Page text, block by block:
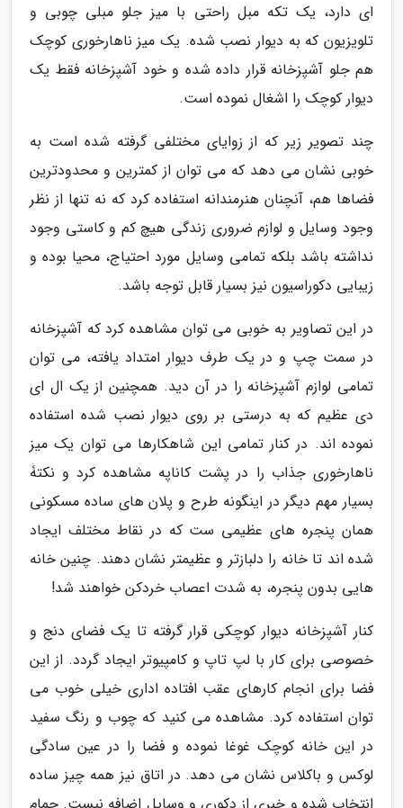
ای دارد، یک تکه مبل راحتی با میز جلو مبلی چوبی و
تلویزیون که به دیوار نصب شده. یک میز ناهارخوری کوچک
هم جلو آشپزخانه قرار داده شده و خود آشپزخانه فقط یک
دیوار کوچک را اشغال نموده است.
چند تصویر زیر که از زوایای مختلفی گرفته شده است به
خوبی نشان می دهد که می توان از کمترین و محدودترین
فضاها هم، آنچنان هنرمندانه استفاده کرد که نه تنها از نظر
وجود وسایل و لوازم ضروری زندگی هیچ کم و کاستی وجود
نداشته باشد بلکه تمامی وسایل مورد احتیاج، محیا بوده و
زیبایی دکوراسیون نیز بسیار قابل توجه باشد.
در این تصاویر به خوبی می توان مشاهده کرد که آشپزخانه
در سمت چپ و در یک طرف دیوار امتداد یافته، می توان
تمامی لوازم آشپزخانه را در آن دید. همچنین از یک ال ای
دی عظیم که به درستی بر روی دیوار نصب شده استفاده
نموده اند. در کنار تمامی این شاهکارها می توان یک میز
ناهارخوری جذاب را در پشت کاناپه مشاهده کرد و نکتۀ
بسیار مهم دیگر در اینگونه طرح و پلان های ساده مسکونی
همان پنجره های عظیمی ست که در نقاط مختلف ایجاد
شده اند تا خانه را دلبازتر و عظیمتر نشان دهند. چنین خانه
هایی بدون پنجره، به شدت اعصاب خردکن خواهند شد!
کنار آشپزخانه دیوار کوچکی قرار گرفته تا یک فضای دنج و
خصوصی برای کار با لپ تاپ و کامپیوتر ایجاد گردد. از این
فضا برای انجام کارهای عقب افتاده اداری خیلی خوب می
توان استفاده کرد. مشاهده می کنید که چوب و رنگ سفید
در این خانه کوچک غوغا نموده و فضا را در عین سادگی
لوکس و باکلاس نشان می دهد. در اتاق نیز همه چیز ساده